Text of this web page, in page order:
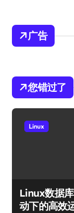
广告
您错过了
Linux
Linux数据
动下的高效